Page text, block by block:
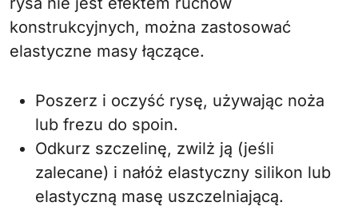
konstrukcyjnych, można zastosować
elastyczne masy łączące.
Poszerz i oczyść rysę, używając noża
lub frezu do spoin.
Odkurz szczelinę, zwilż ją (jeśli
zalecane) i nałóż elastyczny silikon lub
elastyczną masę uszczelniającą.